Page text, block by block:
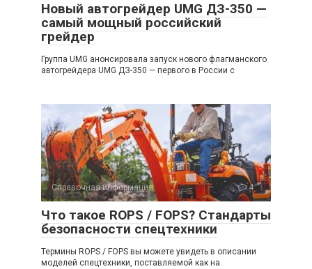
Новый автогрейдер UMG ДЗ-350 —
самый мощный российский
грейдер
Группа UMG анонсировала запуск нового флагманского
автогрейдера UMG ДЗ-350 — первого в России с
Справочная информация 4
Что такое ROPS / FOPS? Стандарты
безопасности спецтехники
Термины ROPS / FOPS вы можете увидеть в описании
моделей спецтехники, поставляемой как на